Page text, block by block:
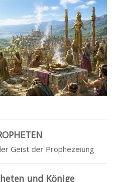
Geist der Prophezeiung
und Könige